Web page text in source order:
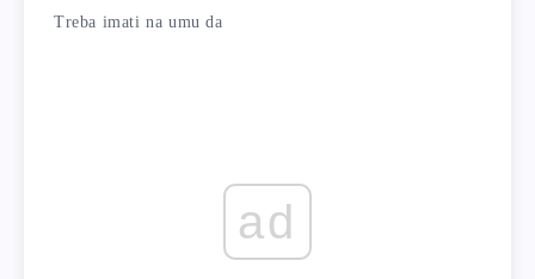
Treba imati na umu da
ad